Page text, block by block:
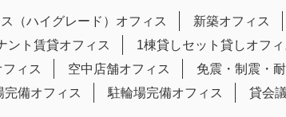
（ハイグレード）オフィス 新築オフィス
ント賃貸オフィス
1棟貸しセット貸しオフィ
ィス
空中店舗オフィス 免震・制震・
完備オフィス
駐輪場完備オフィス 貸会